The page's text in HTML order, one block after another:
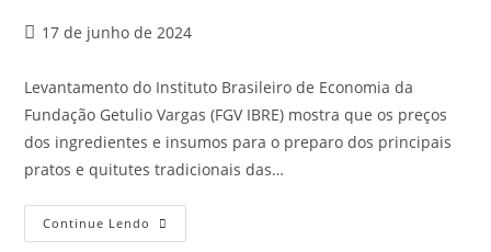
17 de junho de 2024
Levantamento do Instituto Brasileiro de Economia da
Fundação Getulio Vargas (FGV IBRE) mostra que os preços
dos ingredientes e insumos para o preparo dos principais
pratos e quitutes tradicionais das…
Continue Lendo